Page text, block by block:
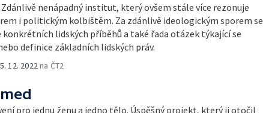
nenápadný institut, který ovšem stále více rezonuje
i politickým kolbištěm. Za zdánlivě ideologickým sporem se
konkrétních lidských příběhů a také řada otázek týkající se
definice základních lidských práv.
12. 2022 na ČT2
pro jednu ženu a jedno tělo. Úspěšný projekt, který ji otočil